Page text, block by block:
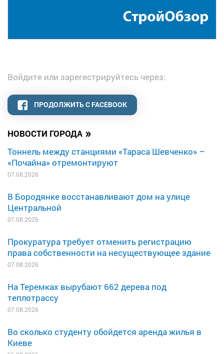
НОВОСТИ ГОРОДА »
Тоннель между станциями «Тараса Шевченко» –
«Почайна» отремонтируют
07.08.2026
В Бородянке восстанавливают дом на улице
Центральной
07.08.2026
Прокуратура требует отменить регистрацию
права собственности на несуществующее здание
07.08.2026
На Теремках вырубают 662 дерева под
теплотрассу
07.08.2026
Во сколько студенту обойдется аренда жилья в
Киеве
Войдите или зарегестрируйтесь через:
ПРОДОЛЖИТЬ С FACEBOOK